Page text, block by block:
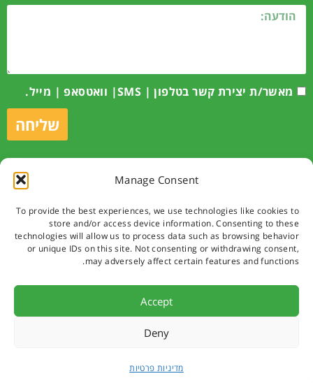
Manage Consent
To provide the best experiences, we use technologies like cookies to
store and/or access device information. Consenting to these
technologies will allow us to process data such as browsing behavior
or unique IDs on this site. Not consenting or withdrawing consent,
may adversely affect certain features and functions.
Accept
Deny
מדיניות פרטיות
מאשר/ת יצירת קשר בטלפון | SMS| וואטסאפ | מייל.
שליחה
© כל הזכויות שמורות לאתר 2019
נבנה עם Pixelpress.co.il